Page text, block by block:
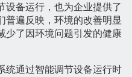
设备运行，也为企业提供了
普遍反映，环境的改善明显
少了因环境问题引发的健康
统通过智能调节设备运行时